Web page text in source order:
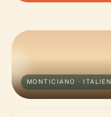
MONTICIANO · ITALIEN